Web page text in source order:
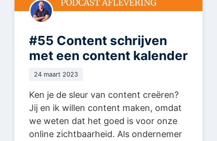
#55 Content schrijven
met een content kalender
24 maart 2023
Ken je de sleur van content creëren?
Jij en ik willen content maken, omdat
we weten dat het goed is voor onze
online zichtbaarheid. Als ondernemer